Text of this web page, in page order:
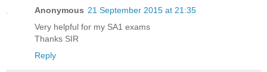
Anonymous 21 September 2015 at 21:35
Very helpful for my SA1 exams
Thanks SIR
Reply